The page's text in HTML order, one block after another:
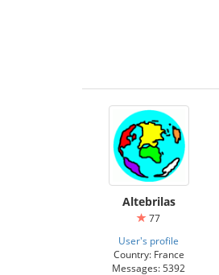
Altebrilas
77
User's profile
Country: France
Messages: 5392